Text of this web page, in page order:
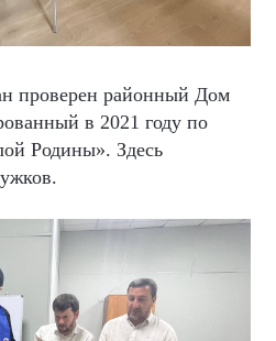
проверен районный Дом
в 2021 году по
Родины». Здесь